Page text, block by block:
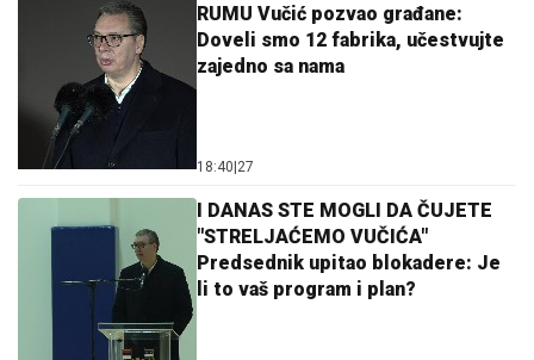
RUMU Vučić pozvao građane:
Doveli smo 12 fabrika, učestvujte
zajedno sa nama
18:40 27
I DANAS STE MOGLI DA ČUJETE
"STRELJAĆEMO VUČIĆA"
Predsednik upitao blokadere: Je
li to vaš program i plan?